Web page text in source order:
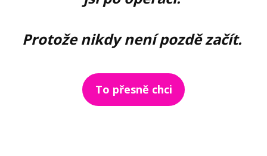
Protože nikdy není pozdě začít.
To přesně chci